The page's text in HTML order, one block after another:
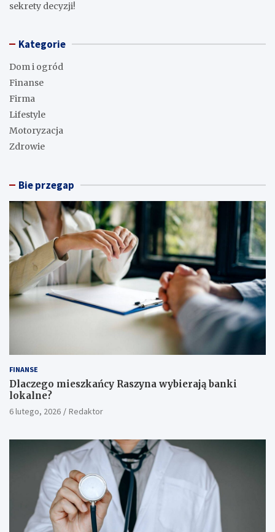
sekrety decyzji!
Kategorie
Dom i ogród
Finanse
Firma
Lifestyle
Motoryzacja
Zdrowie
Bie przegap
FINANSE
Dlaczego mieszkańcy Raszyna wybierają banki
lokalne?
6 lutego, 2026 Redaktor